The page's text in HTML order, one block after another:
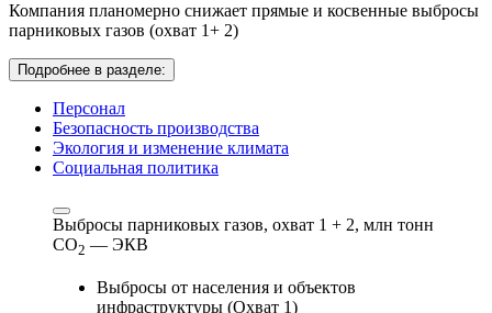
Компания планомерно снижает прямые и косвенные выбросы
парниковых газов (охват 1+ 2)
Подробнее в разделе:
Персонал
Безопасность производства
Экология и изменение климата
Социальная политика
Выбросы парниковых газов, охват 1 + 2, млн тонн
СО2 — ЭКВ
Выбросы от населения и объектов
инфраструктуры (Охват 1)